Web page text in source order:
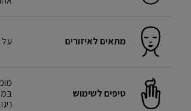
מתאים לאיזורים על
טיפים לשימוש